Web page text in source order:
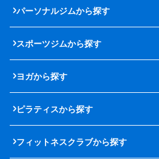
パーソナルジムから探す
スポーツジムから探す
ヨガから探す
ピラティスから探す
フィットネスクラブから探す